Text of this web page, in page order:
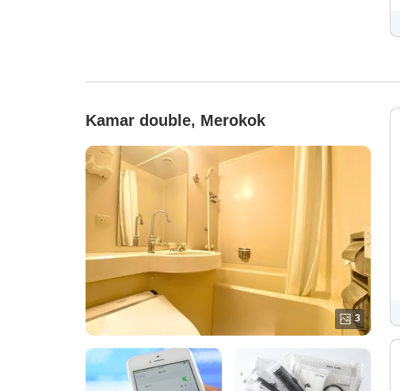
Kamar double, Merokok
3